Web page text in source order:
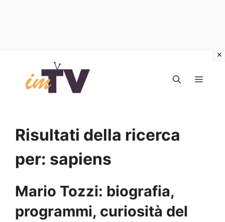
contenuto
Risultati della ricerca
per: sapiens
Mario Tozzi: biografia,
programmi, curiosità del